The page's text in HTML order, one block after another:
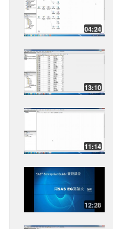
04:24
13:10
11:14
12:28